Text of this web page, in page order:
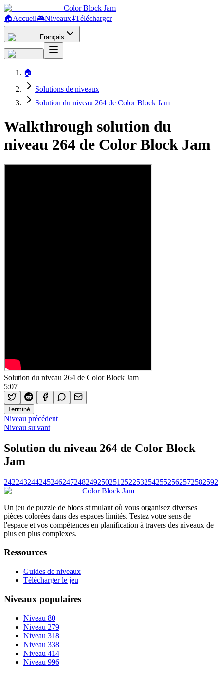
Color Block Jam
🏠Accueil🎮Niveaux⬇️Télécharger
Français
🏠
Solutions de niveaux
Solution du niveau 264 de Color Block Jam
Walkthrough solution du
niveau 264 de Color Block Jam
Solution du niveau 264 de Color Block Jam
5:07
Terminé
Niveau précédent
Niveau suivant
Solution du niveau 264 de Color Block
Jam
242243244245246247248249250251 252253254255256257258259
Color Block Jam
Un jeu de puzzle de blocs stimulant où vous organisez diverses
pièces colorées dans des espaces limités. Testez votre sens de
l'espace et vos compétences en planification à travers des niveaux de
plus en plus complexes.
Ressources
Guides de niveaux
Télécharger le jeu
Niveaux populaires
Niveau 80
Niveau 279
Niveau 318
Niveau 338
Niveau 414
Niveau 996